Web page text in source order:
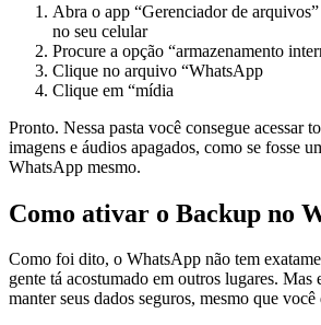
Abra o app “Gerenciador de
no seu celular
Procure a opção “armazenamento
Clique no arquivo “WhatsApp
Clique em “mídia
Pronto. Nessa pasta você consegue acessar
imagens e áudios apagados, como se fosse
WhatsApp mesmo.
Como ativar o Backup no
Como foi dito, o WhatsApp não tem
gente tá acostumado em outros lugares. Mas
manter seus dados seguros, mesmo que